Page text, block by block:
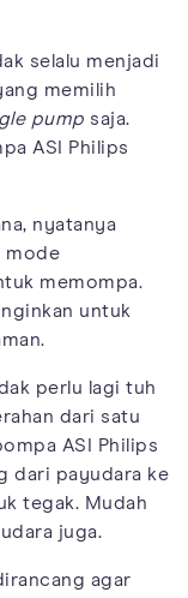
selalu menjadi
memilih
pump saja.
ASI Philips
nyatanya
mode
memompa.
untuk
perlu lagi tuh
dari satu
ASI Philips
dari payudara ke
tegak. Mudah
juga.
agar